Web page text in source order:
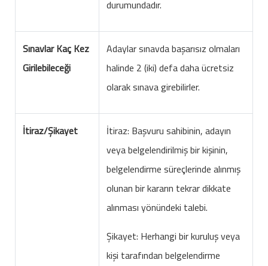
durumundadır.
Sınavlar Kaç Kez
Girilebileceği
Adaylar sınavda başarısız olmaları
halinde 2 (iki) defa daha ücretsiz
olarak sınava girebilirler.
İtiraz/Şikayet
İtiraz: Başvuru sahibinin, adayın
veya belgelendirilmiş bir kişinin,
belgelendirme süreçlerinde alınmış
olunan bir kararın tekrar dikkate
alınması yönündeki talebi.
Şikayet: Herhangi bir kuruluş veya
kişi tarafından belgelendirme